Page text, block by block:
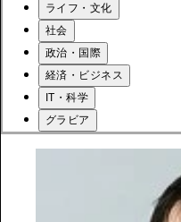
ライフ・文化
社会
政治・国際
経済・ビジネス
IT・科学
グラビア